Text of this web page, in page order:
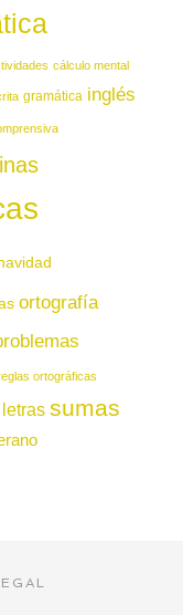
cálculo mental
gramática inglés
ortografía
ortográficas
sumas